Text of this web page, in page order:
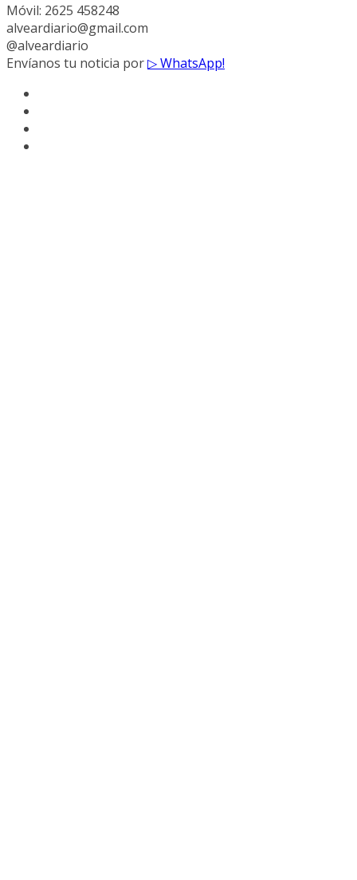
Móvil: 2625 458248
alveardiario@gmail.com
@alveardiario
Envíanos tu noticia por▷ WhatsApp!